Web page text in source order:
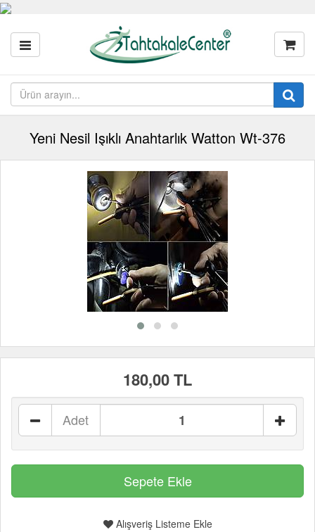
Yeni Nesil Işıklı Anahtarlık Watton Wt-376
180,00 TL
Adet
Alışveriş Listeme Ekle